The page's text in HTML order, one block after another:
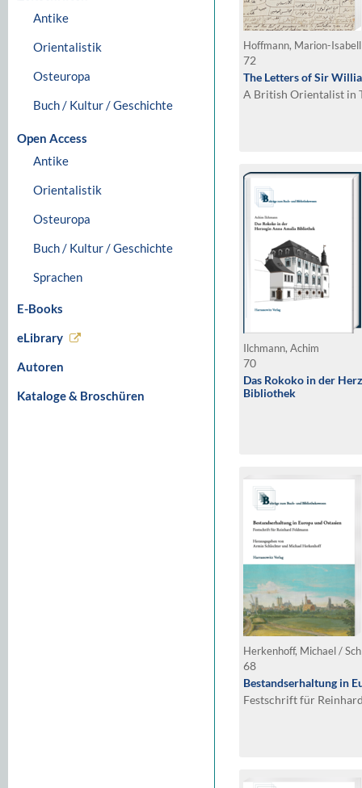
Antike
Orientalistik
Osteuropa
Buch / Kultur / Geschichte
Open Access
Antike
Orientalistik
Osteuropa
Buch / Kultur / Geschichte
Sprachen
E-Books
eLibrary
Autoren
Kataloge & Broschüren
Hoffmann, Marion-
72
The Letters of Sir
A British Orientalist in
Ilchmann, Achim
70
Das Rokoko in der
Bibliothek
Herkenhoff, Michael /
68
Bestandserhaltung in
Festschrift für